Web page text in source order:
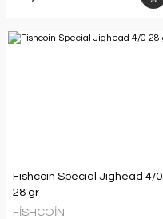
Fishcoin Special Jighead 4/0
28 gr
FİSHCOİN